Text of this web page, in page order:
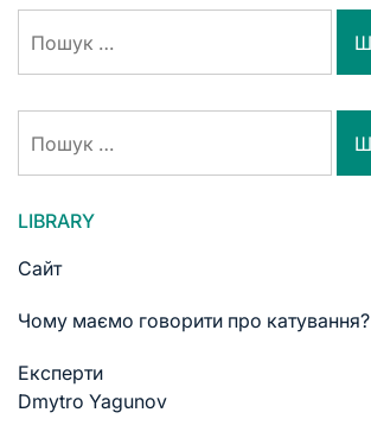
LIBRARY
Сайт
Чому маємо говорити про катування?
Експерти
Dmytro Yagunov